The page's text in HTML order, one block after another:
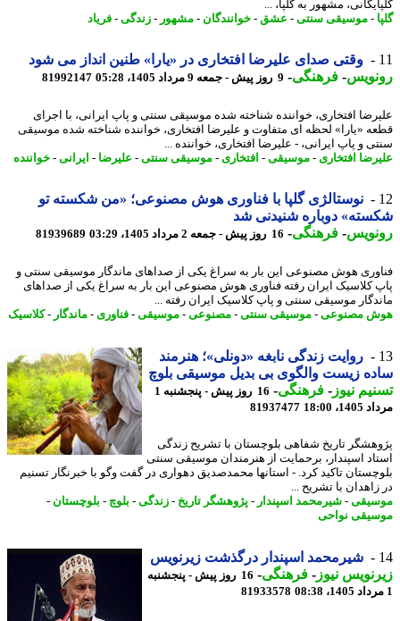
مشهور به گلپا، ...
-موسیقی سنتی-عشق-خوانندگان-مشهور-زندگی-فریاد
وقتی صدای علیرضا افتخاری در «یارا» طنین انداز می شود
-فرهنگی-9 روز پیش - جمعه 9 مرداد 1405، 05:28 81992147
افتخاری، خواننده شناخته شده موسیقی سنتی و پاپ ایرانی، با اجرای
«یارا» لحظه ای متفاوت و علیرضا افتخاری، خواننده شناخته شده موسیقی
و پاپ ایرانی، - علیرضا افتخاری، خواننده ...
افتخاری- موسیقی-افتخاری- موسیقی سنتی-علیرضا-ایرانی- خواننده
نوستالژی گلپا با فناوری هوش مصنوعی؛ «من شکسته تو
دوباره شنیدنی شد
-فرهنگی-16 روز پیش - جمعه 2 مرداد 1405، 03:29 81939689
هوش مصنوعی این بار به سراغ یکی از صداهای ماندگار موسیقی سنتی و
کلاسیک ایران رفته فناوری هوش مصنوعی این بار به سراغ یکی از صداهای
موسیقی سنتی و پاپ کلاسیک ایران رفته ...
مصنوعی-موسیقی سنتی-مصنوعی-موسیقی-فناوری- ماندگار-کلاسیک
روایت زندگی نابغه «دونلی»؛ هنرمند
زیست والگوی بی بدیل موسیقی بلوچ
نیوز-فرهنگی-
16 روز پیش - پنجشنبه 1
18:00
81937477
تاریخ شفاهی بلوچستان با تشریح زندگی
اسپندار، برحمایت از هنرمندان موسیقی سنتی
تاکید کرد. - استانها محمدصدیق دهواری در گفت وگو با خبرنگار تسنیم
با تشریح ...
-شیرمحمد اسپندار-پژوهشگر تاریخ- زندگی-بلوچ -بلوچستان-
نواحی
شیرمحمد اسپندار درگذشت زیرنویس
نیوز-فرهنگی-
16 روز پیش - پنجشنبه
81933578